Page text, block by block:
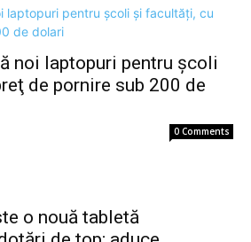
noi laptopuri pentru şcoli
de pornire sub 200 de
0 Comments
o nouă tabletă